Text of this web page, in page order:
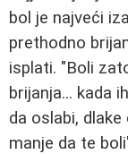
bol je najveći
prethodno
isplati. "Boli
brijanja... kada
da oslabi,
manje da te